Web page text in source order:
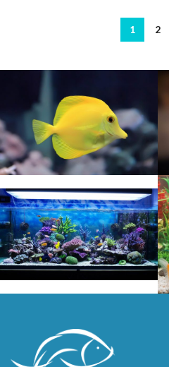
1 2